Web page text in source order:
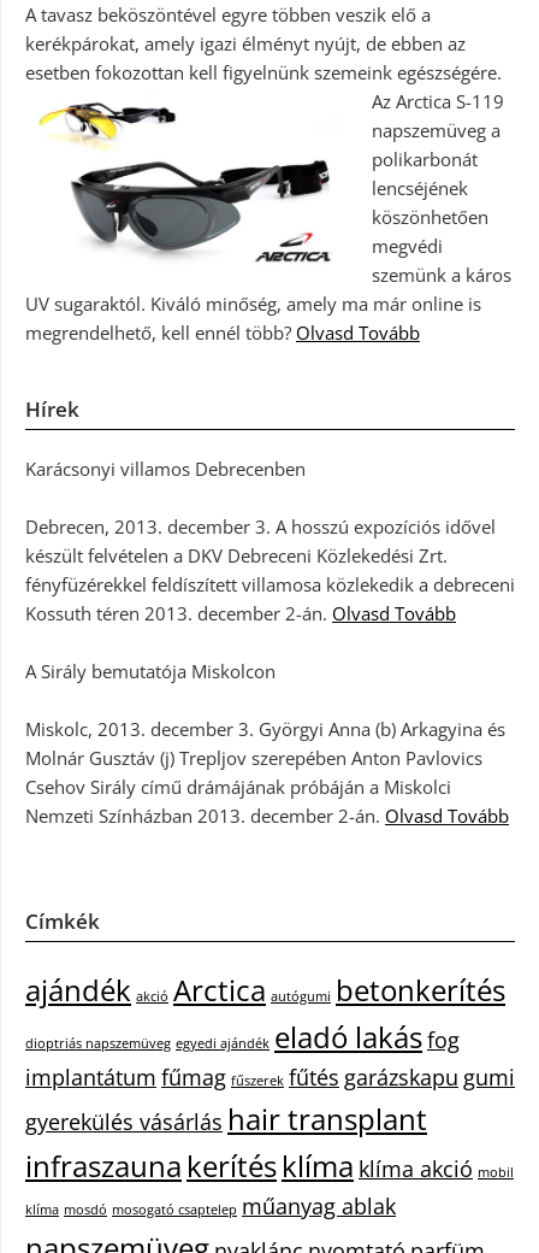
A tavasz beköszöntével egyre többen veszik elő a
kerékpárokat, amely igazi élményt nyújt, de ebben az
esetben fokozottan kell figyelnünk szemeink egészségére.
Az Arctica S-119
napszemüveg a
polikarbonát
lencséjének
köszönhetően
megvédi
szemünk a káros
UV sugaraktól. Kiváló minőség, amely ma már online is
megrendelhető, kell ennél több? Olvasd Tovább
Hírek
Karácsonyi villamos Debrecenben
Debrecen, 2013. december 3. A hosszú expozíciós idővel
készült felvételen a DKV Debreceni Közlekedési Zrt.
fényfüzérekkel feldíszített villamosa közlekedik a debreceni
Kossuth téren 2013. december 2-án. Olvasd Tovább
A Sirály bemutatója Miskolcon
Miskolc, 2013. december 3. Györgyi Anna (b) Arkagyina és
Molnár Gusztáv (j) Trepljov szerepében Anton Pavlovics
Csehov Sirály című drámájának próbáján a Miskolci
Nemzeti Színházban 2013. december 2-án. Olvasd Tovább
Címkék
ajándék akció Arctica autógumi betonkerítés
dioptriás napszemüveg egyedi ajándék eladó lakásfog
implantátum fűmag fűszerek fűtés garázskapu gumi
gyerekülés vásárlás hair transplant
infraszauna kerítésklíma klíma akció mobil
klíma mosdó mosogató csaptelep műanyag ablak